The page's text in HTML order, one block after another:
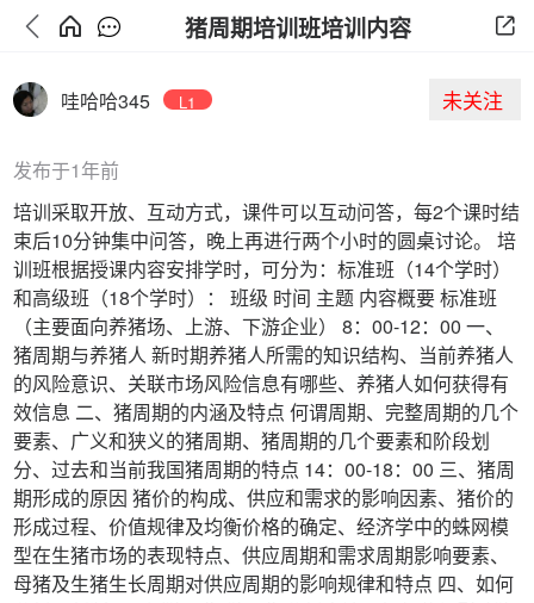
猪周期培训班培训内容
哇哈哈345 L1 未关注
发布于1年前
培训采取开放、互动方式，课件可以互动问答，每2个课时结
束后10分钟集中问答，晚上再进行两个小时的圆桌讨论。 培
训班根据授课内容安排学时，可分为：标准班（14个学时）
和高级班（18个学时）： 班级 时间 主题 内容概要 标准班
（主要面向养猪场、上游、下游企业） 8：00-12：00 一、
猪周期与养猪人 新时期养猪人所需的知识结构、当前养猪人
的风险意识、关联市场风险信息有哪些、养猪人如何获得有
效信息 二、猪周期的内涵及特点 何谓周期、完整周期的几个
要素、广义和狭义的猪周期、猪周期的几个要素和阶段划
分、过去和当前我国猪周期的特点 14：00-18：00 三、猪周
期形成的原因 猪价的构成、供应和需求的影响因素、猪价的
形成过程、价值规律及均衡价格的确定、经济学中的蛛网模
型在生猪市场的表现特点、供应周期和需求周期影响要素、
母猪及生猪生长周期对供应周期的影响规律和特点 四、如何